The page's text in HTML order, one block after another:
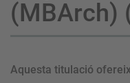
(MBArch)
Aquesta titulació